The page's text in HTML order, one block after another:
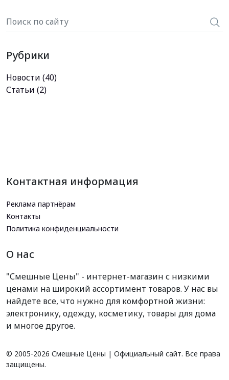
Рубрики
Новости (40)
Статьи (2)
Контактная информация
Реклама партнёрам
Контакты
Политика конфиденциальности
О нас
"Смешные Цены" - интернет-магазин с низкими
ценами на широкий ассортимент товаров. У нас вы
найдете все, что нужно для комфортной жизни:
электронику, одежду, косметику, товары для дома
и многое другое.
© 2005-2026 Смешные Цены | Официальный сайт. Все права
защищены.